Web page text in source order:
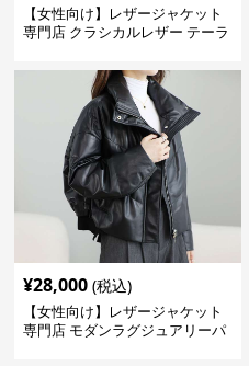
【女性向け】レザージャケット
専門店 クラシカルレザー テーラ
¥28,000 (税込)
【女性向け】レザージャケット
専門店 モダンラグジュアリーパ